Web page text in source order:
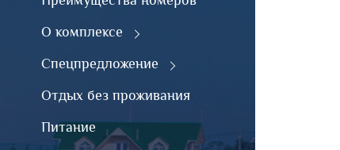
О комплексе
Спецпредложение
Отдых без проживания
Питание